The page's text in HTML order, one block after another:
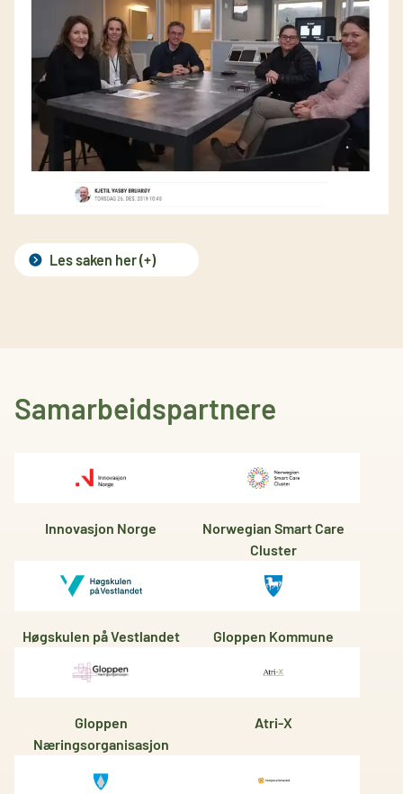
Les saken her (+)
Samarbeidspartnere
Innovasjon Norge
Norwegian Smart Care
Cluster
Høgskulen på Vestlandet Gloppen Kommune
Gloppen
Næringsorganisasjon
Atri-X